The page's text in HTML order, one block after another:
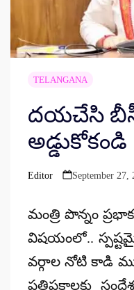
TELANGANA
దయచేసి
Posted
Editor September 27,
మంత్రి పొన్నం
విషయంలో..
వర్గాల నోటి కాడి
ప్రతిపక్షాలకు